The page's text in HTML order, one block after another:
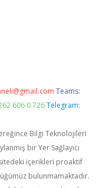
Teams:
606 0 726 Telegram:
Bilgi Teknolojileri
bir Yer Sağlayıcı
içerikleri proaktif
bulunmamaktadır.